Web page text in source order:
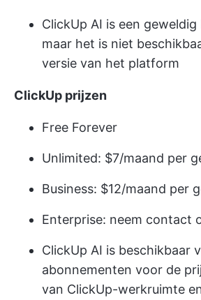
ClickUp AI is een geweldig
maar het is niet
versie van het platform
ClickUp prijzen
Free Forever
Unlimited: $7/maand per
Business: $12/maand per
Enterprise: neem contact
ClickUp AI is beschikbaar
abonnementen voor de
van ClickUp-werkruimte